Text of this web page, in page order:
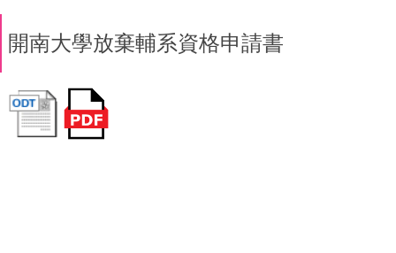
開南大學放棄輔系資格申請書